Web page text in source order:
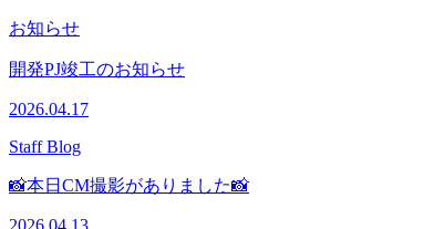
お知らせ
開発PJ竣工のお知らせ
2026.04.17
Staff Blog
📸本日CM撮影がありました📸
2026.04.13